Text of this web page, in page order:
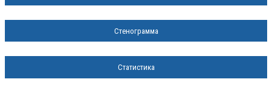
Стенограмма
Статистика